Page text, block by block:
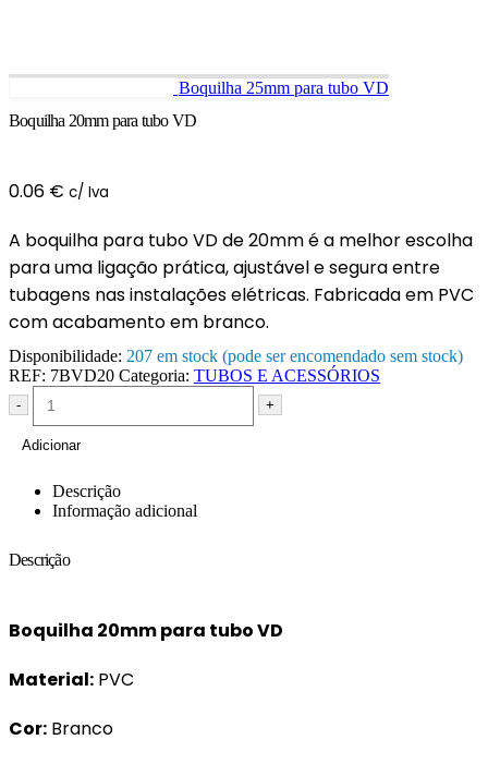
Boquilha 25mm para tubo VD
Boquilha 20mm para tubo VD
0.06 € c/ Iva
A boquilha para tubo VD de 20mm é a melhor escolha
para uma ligação prática, ajustável e segura entre
tubagens nas instalações elétricas. Fabricada em PVC
com acabamento em branco.
Disponibilidade: 207 em stock (pode ser encomendado sem stock)
REF: 7BVD20 Categoria: TUBOS E ACESSÓRIOS
- +
Adicionar
Descrição
Informação adicional
Descrição
Boquilha 20mm para tubo VD
Material: PVC
Cor: Branco